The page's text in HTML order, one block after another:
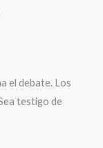
el debate. Los
testigo de